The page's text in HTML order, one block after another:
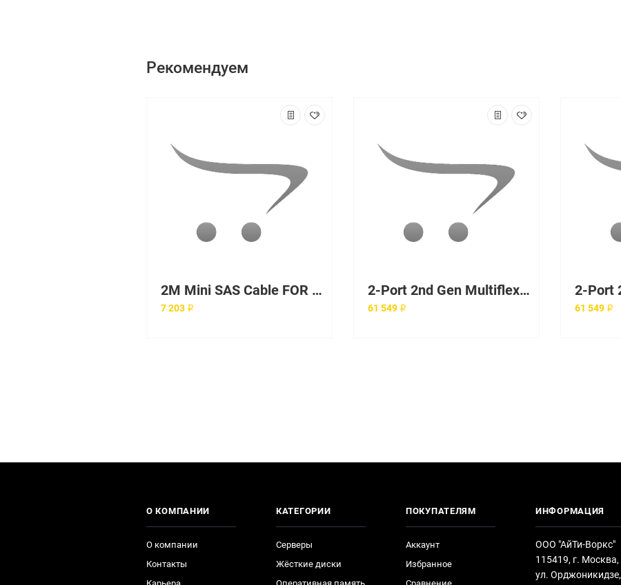
Рекомендуем
2M Mini SAS Cable FOR Dell Powervault MD1000 MD1120 MD3000
7 203 ₽
2-Port 2nd Gen Multiflex Trunk Voice/WAN Int. Card - T1/E1
61 549 ₽ 61 549 ₽
О КОМПАНИИ
О компании
Контакты
КАТЕГОРИИ
Серверы
Жёсткие диски
ПОКУПАТЕЛЯМ
Аккаунт
Избранное
ИНФОРМАЦИЯ
ООО "АйТи-Воркс"
115419, г. Москва,
ул. Орджоникидзе,